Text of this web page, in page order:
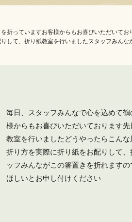
折っていますお客様からもお喜びいただいて
して、折り紙教室を行いましたスタッフみん
毎日、スタッフみんなで心を込めて
様からもお喜びいただいております
教室を行いましたどうやったらこんな
折り方を実際に折り紙をお配りして
ッフみんながこの箸置きを折れます
ほしいとお申し付けください